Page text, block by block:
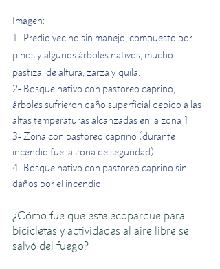
Imagen:
1- Predio vecino sin manejo, compuesto por
pinos y algunos árboles nativos, mucho
pastizal de altura, zarza y quila.
2- Bosque nativo con pastoreo caprino,
árboles sufrieron daño superficial debido a las
altas temperaturas alcanzadas en la zona 1
3- Zona con pastoreo caprino (durante
incendio fue la zona de seguridad).
4- Bosque nativo con pastoreo caprino sin
daños por el incendio
¿Cómo fue que este ecoparque para
bicicletas y actividades al aire libre se
salvó del fuego?